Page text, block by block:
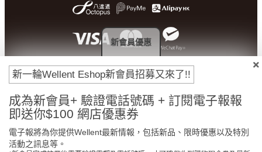
門市免費自取
新一輪Wellent Eshop新會員招募又來了!!
成為新會員+ 驗證電話號碼 + 訂閱電子報報
即送你$100 網店優惠券
電子報將為你提供Wellent最新情報，包括新品、限時優惠以及特別
活動之訊息等。
新會員優惠